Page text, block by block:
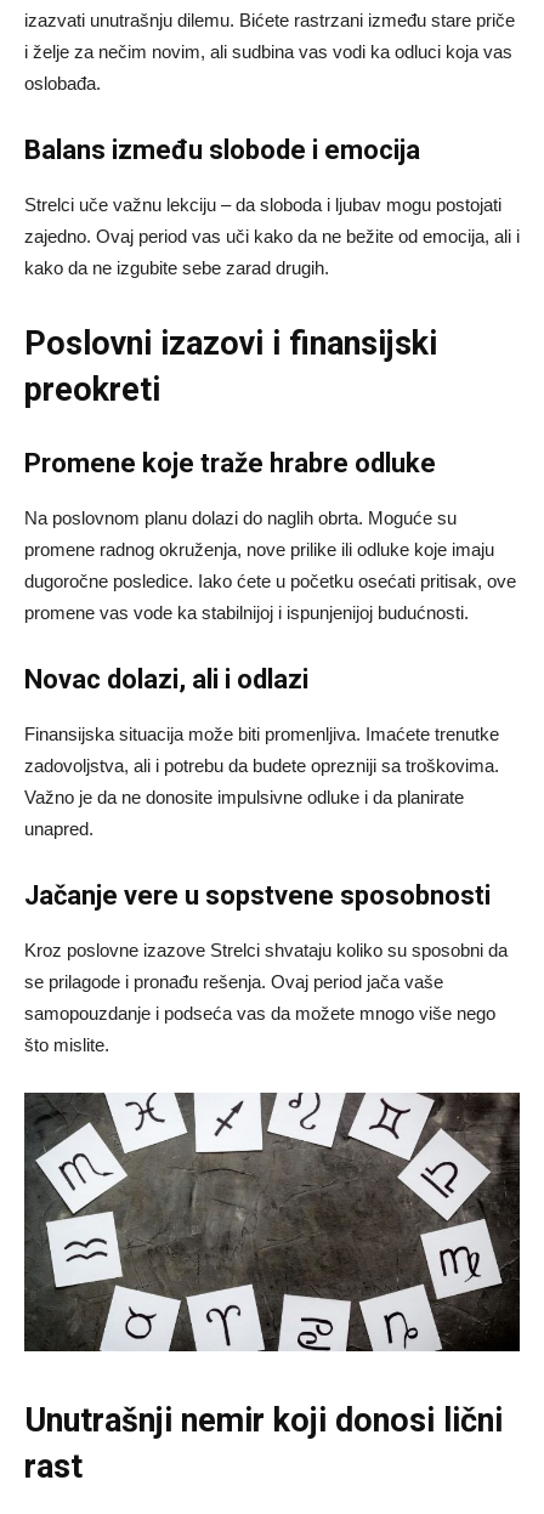
izazvati unutrašnju dilemu. Bićete rastrzani između stare priče
i želje za nečim novim, ali sudbina vas vodi ka odluci koja vas
oslobađa.
Balans između slobode i emocija
Strelci uče važnu lekciju – da sloboda i ljubav mogu postojati
zajedno. Ovaj period vas uči kako da ne bežite od emocija, ali i
kako da ne izgubite sebe zarad drugih.
Poslovni izazovi i finansijski
preokreti
Promene koje traže hrabre odluke
Na poslovnom planu dolazi do naglih obrta. Moguće su
promene radnog okruženja, nove prilike ili odluke koje imaju
dugoročne posledice. Iako ćete u početku osećati pritisak, ove
promene vas vode ka stabilnijoj i ispunjenijoj budućnosti.
Novac dolazi, ali i odlazi
Finansijska situacija može biti promenljiva. Imaćete trenutke
zadovoljstva, ali i potrebu da budete oprezniji sa troškovima.
Važno je da ne donosite impulsivne odluke i da planirate
unapred.
Jačanje vere u sopstvene sposobnosti
Kroz poslovne izazove Strelci shvataju koliko su sposobni da
se prilagode i pronađu rešenja. Ovaj period jača vaše
samopouzdanje i podseća vas da možete mnogo više nego
što mislite.
Unutrašnji nemir koji donosi lični
rast